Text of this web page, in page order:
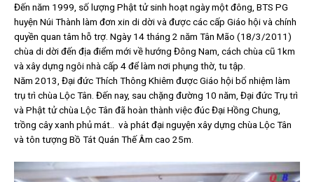
Đến năm 1999, số lượng Phật tử sinh hoạt ngày một đông, BTS PG
huyện Núi Thành làm đơn xin di dời và được các cấp Giáo hội và chính
quyền quan tâm hỗ trợ. Ngày 14 tháng 2 năm Tân Mão (18/3/2011)
chùa di dời đến địa điểm mới về hướng Đông Nam, cách chùa cũ 1km
và xây dựng ngôi nhà cấp 4 để làm nơi phụng thờ, tu tập.
Năm 2013, Đại đức Thích Thông Khiêm được Giáo hội bổ nhiệm làm
trụ trì chùa Lộc Tân. Đến nay, sau chặng đường 10 năm, Đại đức Trụ trì
và Phật tử chùa Lộc Tân đã hoàn thành việc đúc Đại Hồng Chung,
trồng cây xanh phủ mát.. và phát đại nguyện xây dựng chùa Lộc Tân
và tôn tượng Bồ Tát Quán Thế Âm cao 25m.